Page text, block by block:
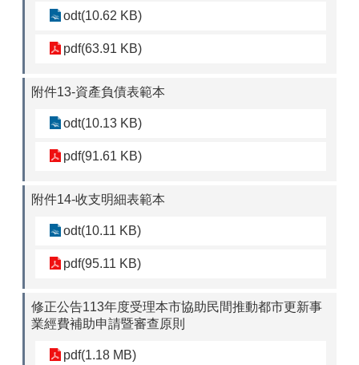
odt(10.62 KB)
pdf(63.91 KB)
附件13-資產負債表範本
odt(10.13 KB)
pdf(91.61 KB)
附件14-收支明細表範本
odt(10.11 KB)
pdf(95.11 KB)
修正公告113年度受理本市協助民間推動都市更新事
業經費補助申請暨審查原則
pdf(1.18 MB)